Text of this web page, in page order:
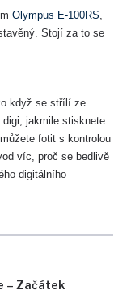
– Začátek
Olympus E-100RS
Stojí za to se
když se střílí ze
jakmile stisknete
fotit s kontrolou
víc, proč se bedlivě
digitálního